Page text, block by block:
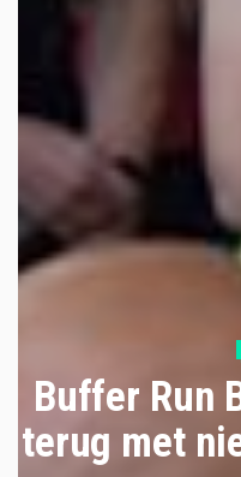
Buffer Run
terug met